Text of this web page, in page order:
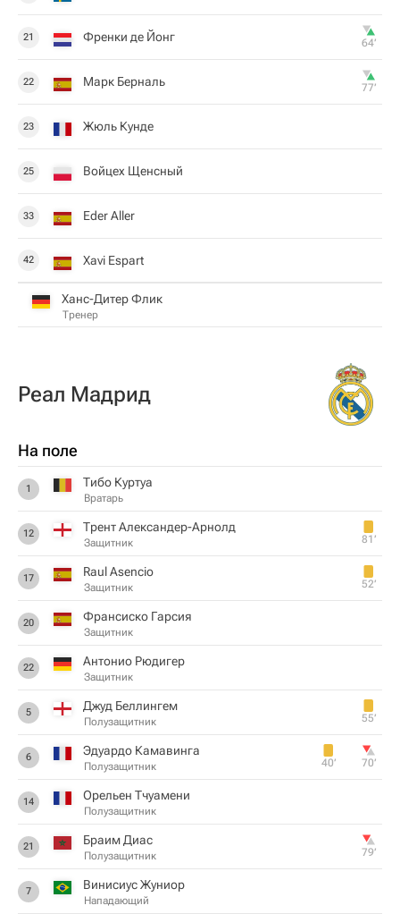
21 Френки де Йонг 64‎’‎
22 Марк Берналь 77‎’‎
23 Жюль Кунде
25 Войцех Щенсный
33 Eder Aller
42 Xavi Espart
Ханс-Дитер Флик
Тренер
Реал Мадрид
На поле
1 Тибо Куртуа
Вратарь
12 Трент Александер-Арнолд
Защитник 81‎’‎
17 Raul Asencio
Защитник 52‎’‎
20 Франсиско Гарсия
Защитник
22 Антонио Рюдигер
Защитник
5 Джуд Беллингем
Полузащитник 55‎’‎
6 Эдуардо Камавинга
Полузащитник 40‎’‎ 70‎’‎
14 Орельен Тчуамени
Полузащитник
21 Браим Диас
Полузащитник 79‎’‎
7 Винисиус Жуниор
Нападающий